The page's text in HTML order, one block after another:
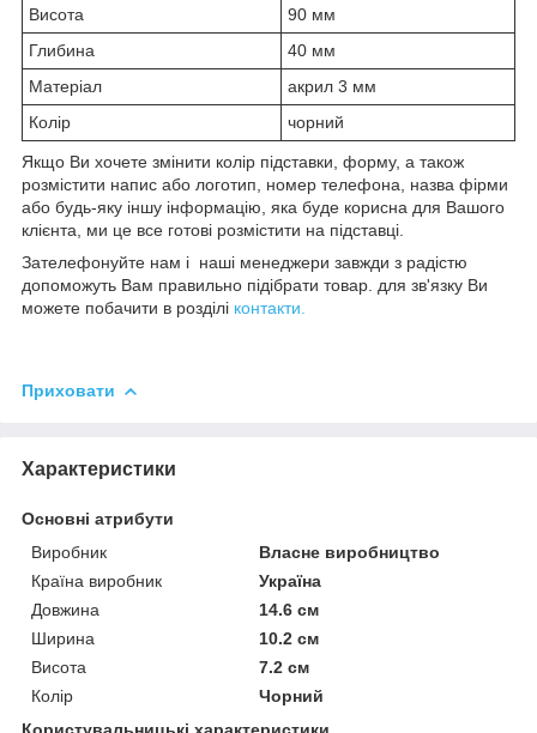
Висота
90 мм
Глибина
40 мм
Матеріал
акрил 3 мм
Колір
чорний
Якщо Ви хочете змінити колір підставки, форму, а також
розмістити напис або логотип, номер телефона, назва фірми
або будь-яку іншу інформацію, яка буде корисна для Вашого
клієнта, ми це все готові розмістити на підставці.
Зателефонуйте нам і наші менеджери завжди з радістю
допоможуть Вам правильно підібрати товар. для зв'язку Ви
можете побачити в розділі контакти.
Приховати
Характеристики
Основні атрибути
Виробник
Власне виробництво
Країна виробник
Україна
Довжина
14.6 см
Ширина
10.2 см
Висота
7.2 см
Колір
Чорний
Користувальницькі характеристики